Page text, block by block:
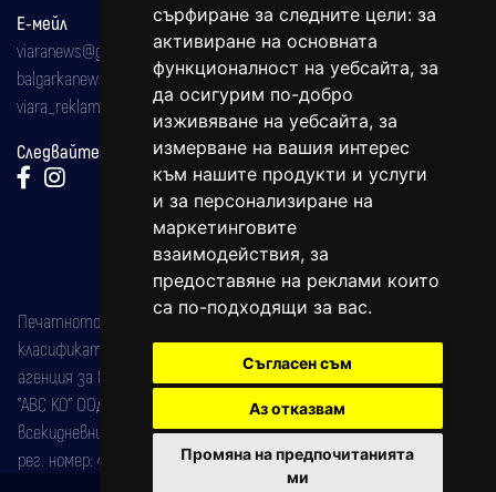
сърфиране за следните цели: за
активиране на основната
функционалност на уебсайта, за
да осигурим по-добро
изживяване на уебсайта, за
измерване на вашия интерес
към нашите продукти и услуги
и за персонализиране на
маркетинговите
взаимодействия, за
предоставяне на реклами които
са по-подходящи за вас.
Съгласен съм
Аз отказвам
Промяна на предпочитанията
ми
Е-мейл
viaranews@gmail.com
balgarkanews@gmail.com
viara_reklama@mail.bg
Следвайте ни:
Печатното издание на вестника е регистрирано в националния
класификатор на печатните издания (Българска национална
агенция за ISSN) под номер: ISSN 1312-4722.
"АВС КО" ООД е притежател на марката: Вяра информационен
всекидневник на югозападна България, със свидетелство за марка
рег. номер: 47857/11.05.2004 година.